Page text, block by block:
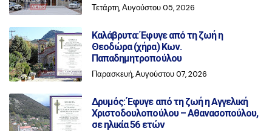
Τετάρτη, Αυγούστου 05, 2026
Καλάβρυτα: Έφυγε από τη ζωή η
Θεοδώρα (χήρα) Κων.
Παπαδημητροπούλου
Παρασκευή, Αυγούστου 07, 2026
Δρυμός: Έφυγε από τη ζωή η Αγγελική
Χριστοδουλοπούλου – Αθανασοπούλου,
σε ηλικία 56 ετών